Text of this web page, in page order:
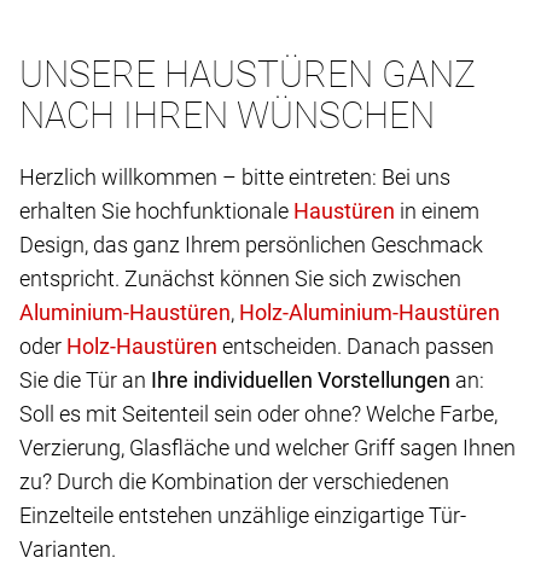
UNSERE HAUSTÜREN GANZ
NACH IHREN WÜNSCHEN
Herzlich willkommen – bitte eintreten: Bei uns
erhalten Sie hochfunktionale
in einem
Design, das ganz Ihrem persönlichen Geschmack
entspricht. Zunächst können Sie sich zwischen
,
oder
entscheiden. Danach passen
Sie die Tür an Ihre individuellen Vorstellungen an:
Soll es mit Seitenteil sein oder ohne? Welche Farbe,
Verzierung, Glasfläche und welcher Griff sagen Ihnen
zu? Durch die Kombination der verschiedenen
Einzelteile entstehen unzählige einzigartige Tür-
Varianten.